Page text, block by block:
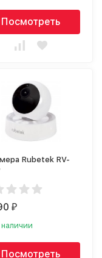
Посмотреть
Rubetek RV-
₽
Посмотреть